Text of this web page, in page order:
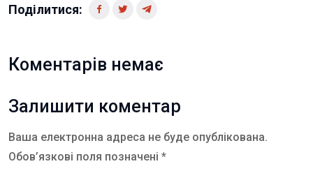
Поділитися:
Коментарів немає
Залишити коментар
Ваша електронна адреса не буде опублікована.
Обов’язкові поля позначені *